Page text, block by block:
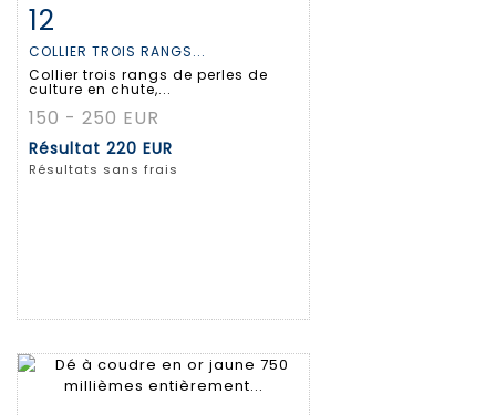
Fiche détaillée
12
COLLIER TROIS RANGS...
Collier trois rangs de perles de
culture en chute,...
150 - 250 EUR
Résultat 220 EUR
Résultats sans frais